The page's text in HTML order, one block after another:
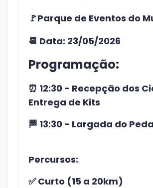
🚩Parque de Eventos do
📆 Data: 23/05/2026
Programação:
⏰ 12:30 - Recepção dos
Entrega de Kits
🏁 13:30 - Largada do
Percursos:
✅ Curto (15 a 20km)